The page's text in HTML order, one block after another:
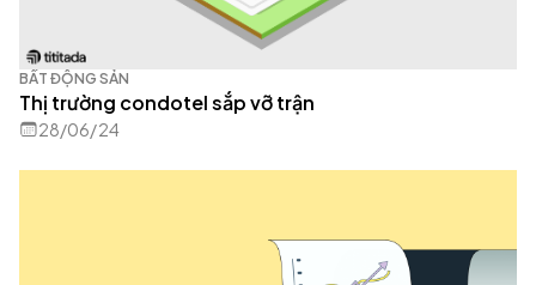
BẤT ĐỘNG SẢN
Thị trường condotel sắp vỡ trận
28/06/24